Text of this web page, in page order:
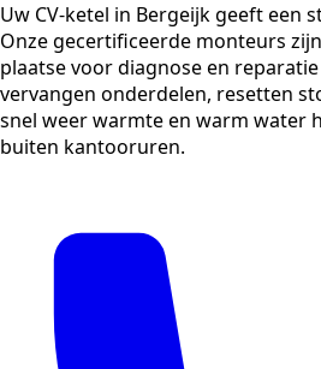
Uw CV-ketel in Bergeijk geeft een
Onze gecertificeerde monteurs
plaatse voor diagnose en
vervangen onderdelen, resetten
snel weer warmte en warm water
buiten kantooruren.